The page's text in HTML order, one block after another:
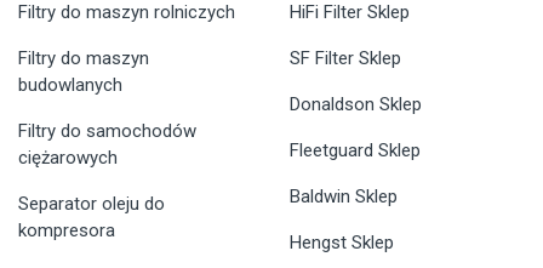
Filtry do maszyn rolniczych
Filtry do maszyn
budowlanych
Filtry do samochodów
ciężarowych
Separator oleju do
kompresora
HiFi Filter Sklep
SF Filter Sklep
Donaldson Sklep
Fleetguard Sklep
Baldwin Sklep
Hengst Sklep